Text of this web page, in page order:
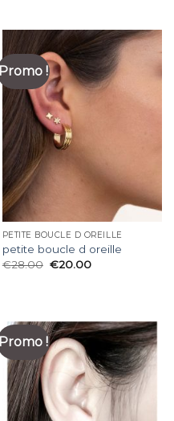
Promo !
PETITE BOUCLE D OREILLE
petite boucle d oreille
€28.00 €20.00
Promo !